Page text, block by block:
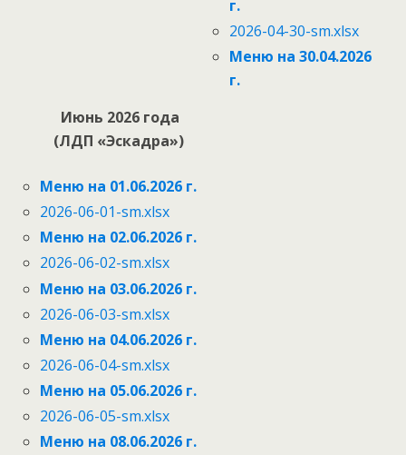
г.
2026-04-30-sm.xlsx
Меню на 30.04.2026
г.
Июнь 2026 года
(ЛДП «Эскадра»)
Меню на 01.06.2026 г.
2026-06-01-sm.xlsx
Меню на 02.06.2026 г.
2026-06-02-sm.xlsx
Меню на 03.06.2026 г.
2026-06-03-sm.xlsx
Меню на 04.06.2026 г.
2026-06-04-sm.xlsx
Меню на 05.06.2026 г.
2026-06-05-sm.xlsx
Меню на 08.06.2026 г.